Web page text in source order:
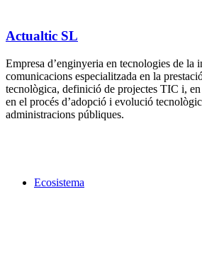
Ecosistema
Actualtic SL
​Empresa d’enginyeria en tecnologies de la
comunicacions especialitzada en la
tecnològica, definició de projectes TIC i,
en el procés d’adopció i evolució
administracions públiques.